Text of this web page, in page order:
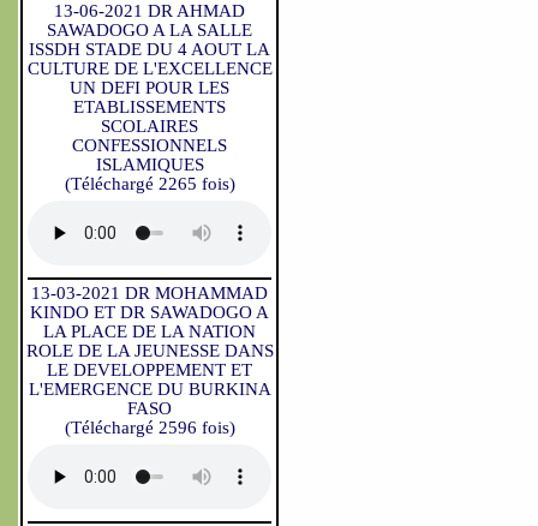
13-06-2021 DR AHMAD
SAWADOGO A LA SALLE
ISSDH STADE DU 4 AOUT LA
CULTURE DE L'EXCELLENCE
UN DEFI POUR LES
ETABLISSEMENTS
SCOLAIRES
CONFESSIONNELS
ISLAMIQUES
(Téléchargé 2265 fois)
13-03-2021 DR MOHAMMAD
KINDO ET DR SAWADOGO A
LA PLACE DE LA NATION
ROLE DE LA JEUNESSE DANS
LE DEVELOPPEMENT ET
L'EMERGENCE DU BURKINA
FASO
(Téléchargé 2596 fois)